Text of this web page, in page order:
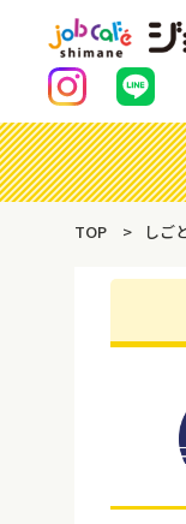
TOP しご